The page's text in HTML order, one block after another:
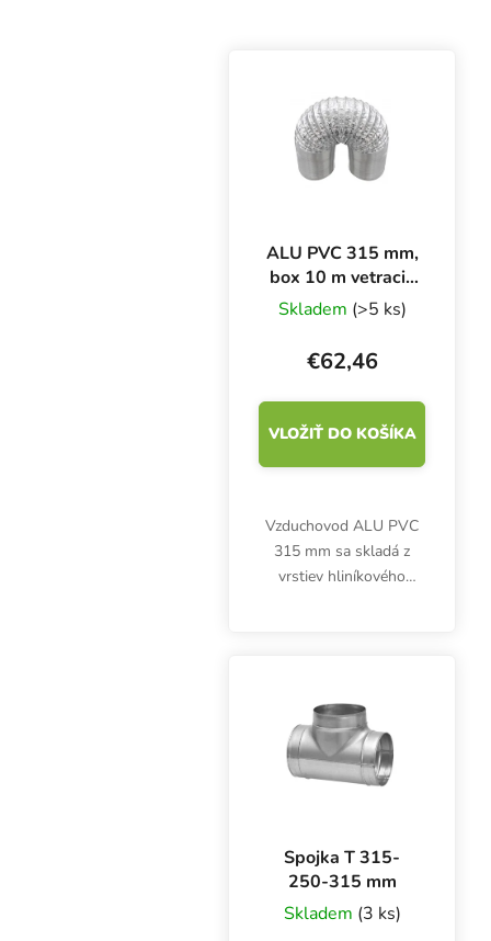
ALU PVC 315 mm,
box 10 m vetracie
potrubie
Skladem (>5 ks)
€62,46
VLOŽIŤ DO KOŠÍKA
Vzduchovod ALU PVC
315 mm sa skladá z
vrstiev hliníkového
Spojka T 315-
250-315 mm
Skladem (3 ks)